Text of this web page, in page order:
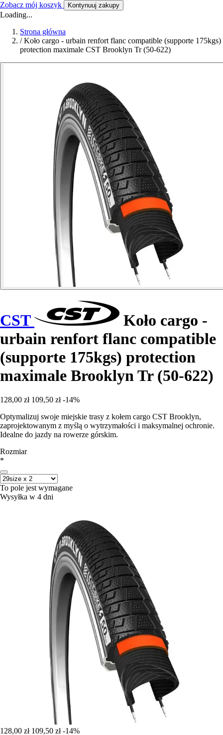
Zobacz mój koszyk Kontynuuj zakupy
Loading...
Strona główna
/ Koło cargo - urbain renfort flanc compatible (supporte 175kgs)
protection maximale CST Brooklyn Tr (50-622)
CST
Koło cargo -
urbain renfort flanc compatible
(supporte 175kgs) protection
maximale Brooklyn Tr (50-622)
128,00 zł 109,50 zł -14%
Optymalizuj swoje miejskie trasy z kołem cargo CST Brooklyn,
zaprojektowanym z myślą o wytrzymałości i maksymalnej ochronie.
Idealne do jazdy na rowerze górskim.
Rozmiar
*
To pole jest wymagane
Wysyłka w 4 dni
128,00 zł 109,50 zł -14%